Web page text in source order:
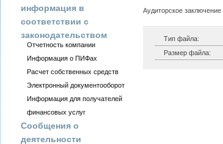
информация в
соответствии с
законодательством
Отчетность компании
Информация о ПИФах
Расчет собственных средств
Электронный документооборот
Информация для получателей
финансовых услуг
Сообщения о
деятельности
Аудиторское
Тип файла:
Размер файла: